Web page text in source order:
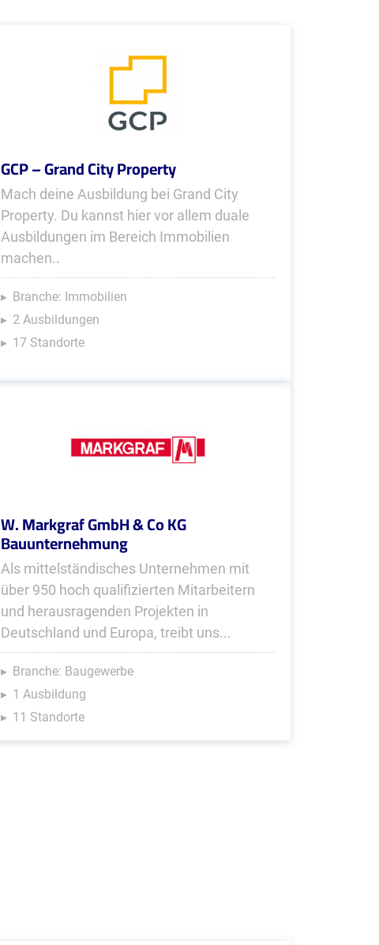
GCP – Grand City Property
Mach deine Ausbildung bei Grand City
Property. Du kannst hier vor allem duale
Ausbildungen im Bereich Immobilien
machen..
Branche: Immobilien
2 Ausbildungen
17 Standorte
W. Markgraf GmbH & Co KG
Bauunternehmung
Als mittelständisches Unternehmen mit
über 950 hoch qualifizierten Mitarbeitern
und herausragenden Projekten in
Deutschland und Europa, treibt uns...
Branche: Baugewerbe
1 Ausbildung
11 Standorte